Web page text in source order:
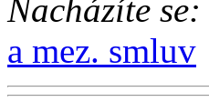
Nacházíte se:
a mez. smluv